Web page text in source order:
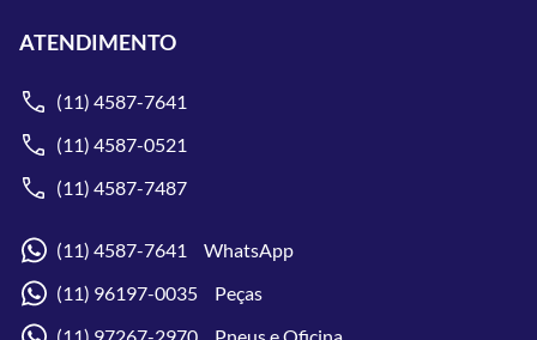
ATENDIMENTO
(11) 4587-7641
(11) 4587-0521
(11) 4587-7487
(11) 4587-7641 WhatsApp
(11) 96197-0035 Peças